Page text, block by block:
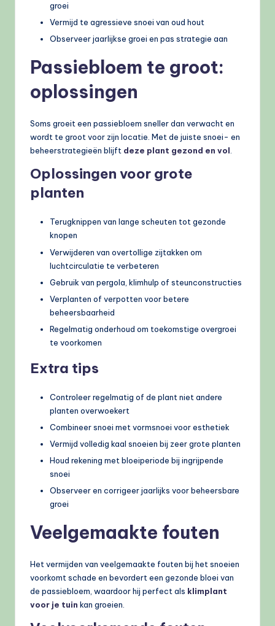
groei
Vermijd te agressieve snoei van oud hout
Observeer jaarlijkse groei en pas strategie aan
Passiebloem te groot:
oplossingen
Soms groeit een passiebloem sneller dan verwacht en
wordt te groot voor zijn locatie. Met de juiste snoei- en
beheerstrategieën blijft deze plant gezond en vol.
Oplossingen voor grote
planten
Terugknippen van lange scheuten tot gezonde
knopen
Verwijderen van overtollige zijtakken om
luchtcirculatie te verbeteren
Gebruik van pergola, klimhulp of steunconstructies
Verplanten of verpotten voor betere
beheersbaarheid
Regelmatig onderhoud om toekomstige overgroei
te voorkomen
Extra tips
Controleer regelmatig of de plant niet andere
planten overwoekert
Combineer snoei met vormsnoei voor esthetiek
Vermijd volledig kaal snoeien bij zeer grote planten
Houd rekening met bloeiperiode bij ingrijpende
snoei
Observeer en corrigeer jaarlijks voor beheersbare
groei
Veelgemaakte fouten
Het vermijden van veelgemaakte fouten bij het snoeien
voorkomt schade en bevordert een gezonde bloei van
de passiebloem, waardoor hij perfect als klimplant
voor je tuin kan groeien.